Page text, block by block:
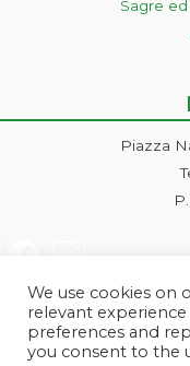
Sagre
Piazza
We use cookies on
relevant
preferences and
you consent to the